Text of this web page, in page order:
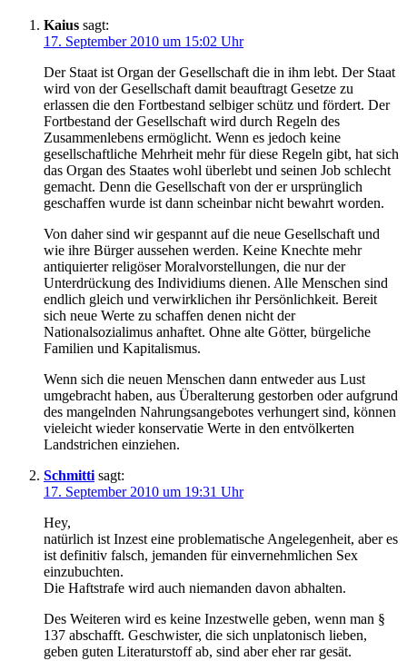
Kaius sagt:
17. September 2010 um 15:02 Uhr
Der Staat ist Organ der Gesellschaft die in ihm lebt. Der Staat
wird von der Gesellschaft damit beauftragt Gesetze zu
erlassen die den Fortbestand selbiger schütz und fördert. Der
Fortbestand der Gesellschaft wird durch Regeln des
Zusammenlebens ermöglicht. Wenn es jedoch keine
gesellschaftliche Mehrheit mehr für diese Regeln gibt, hat sich
das Organ des Staates wohl überlebt und seinen Job schlecht
gemacht. Denn die Gesellschaft von der er ursprünglich
geschaffen wurde ist dann scheinbar nicht bewahrt worden.
Von daher sind wir gespannt auf die neue Gesellschaft und
wie ihre Bürger aussehen werden. Keine Knechte mehr
antiquierter religöser Moralvorstellungen, die nur der
Unterdrückung des Individiums dienen. Alle Menschen sind
endlich gleich und verwirklichen ihr Persönlichkeit. Bereit
sich neue Werte zu schaffen denen nicht der
Nationalsozialimus anhaftet. Ohne alte Götter, bürgeliche
Familien und Kapitalismus.
Wenn sich die neuen Menschen dann entweder aus Lust
umgebracht haben, aus Überalterung gestorben oder aufgrund
des mangelnden Nahrungsangebotes verhungert sind, können
vieleicht wieder konservatie Werte in den entvölkerten
Landstrichen einziehen.
Schmitti sagt:
17. September 2010 um 19:31 Uhr
Hey,
natürlich ist Inzest eine problematische Angelegenheit, aber es
ist definitiv falsch, jemanden für einvernehmlichen Sex
einzubuchten.
Die Haftstrafe wird auch niemanden davon abhalten.
Des Weiteren wird es keine Inzestwelle geben, wenn man §
137 abschafft. Geschwister, die sich unplatonisch lieben,
geben guten Literaturstoff ab, sind aber eher rar gesät.